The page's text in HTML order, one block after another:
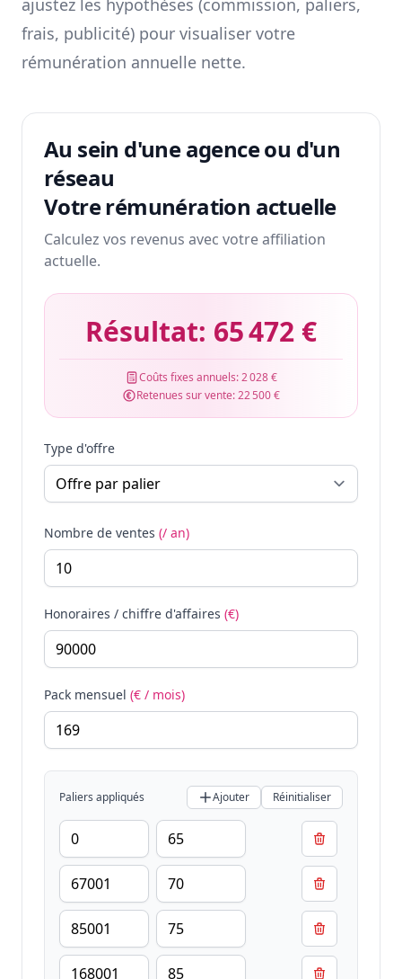
ajustez les hypothèses (commission, paliers,
frais, publicité) pour visualiser votre
rémunération annuelle nette.
Au sein d'une agence ou d'un
réseau
Votre rémunération actuelle
Calculez vos revenus avec votre affiliation
actuelle.
Résultat: 65 472 €
Coûts fixes annuels:2 028 €
Retenues sur vente:22 500 €
Type d'offre
Nombre de ventes (/ an)
Honoraires / chiffre d'affaires (€)
Pack mensuel (€ / mois)
Paliers appliqués Ajouter Réinitialiser